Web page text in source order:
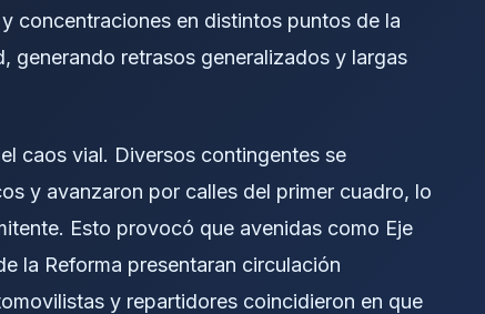
concentraciones en distintos puntos de la
generando retrasos generalizados y largas
caos vial. Diversos contingentes se
y avanzaron por calles del primer cuadro, lo
Esto provocó que avenidas como Eje
la Reforma presentaran circulación
y repartidores coincidieron en que